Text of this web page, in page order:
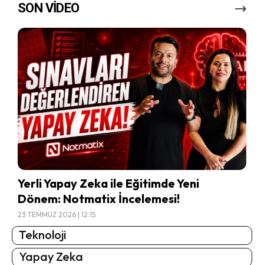
SON VİDEO
Yerli Yapay Zeka ile Eğitimde Yeni
Dönem: Notmatix İncelemesi!
23 TEMMUZ 2026 | 12:15
Teknoloji
Yapay Zeka